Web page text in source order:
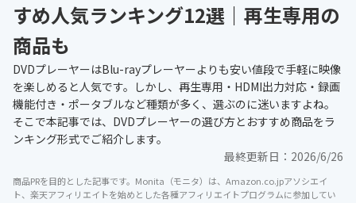
すめ人気ランキング12選｜再生専用の
商品も
DVDプレーヤーはBlu-rayプレーヤーよりも安い値段で手軽に映像
を楽しめると人気です。しかし、再生専用・HDMI出力対応・録画
機能付き・ポータブルなど種類が多く、選ぶのに迷いますよね。
そこで本記事では、DVDプレーヤーの選び方とおすすめ商品をラ
ンキング形式でご紹介します。
最終更新日： 2026/6/26
商品PRを目的とした記事です。Monita（モニタ）は、Amazon.co.jpアソシエイ
ト、楽天アフィリエイトを始めとした各種アフィリエイトプログラムに参加してい